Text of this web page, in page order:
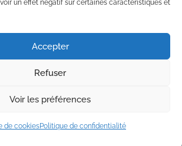
un effet négatif sur certaines caractéristiques et
Accepter
Refuser
Voir les préférences
de cookiesPolitique de confidentialité
du Handicap
(UE)